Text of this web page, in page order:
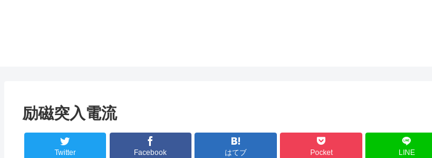
励磁突入電流
Twitter Facebook はてブ Pocket LINE